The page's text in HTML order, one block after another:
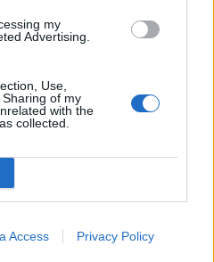
my
Advertising.
Use,
of my
with the
collected.
Access Privacy Policy